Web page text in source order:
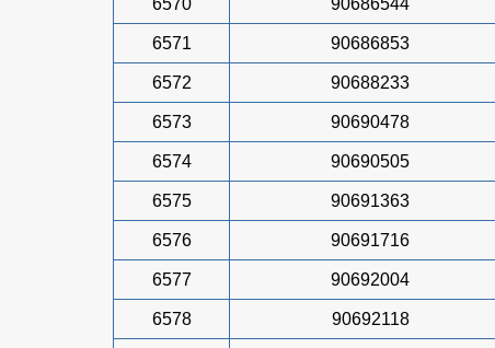
6570 90686544
6571 90686853
6572 90688233
6573 90690478
6574 90690505
6575 90691363
6576 90691716
6577 90692004
6578 90692118